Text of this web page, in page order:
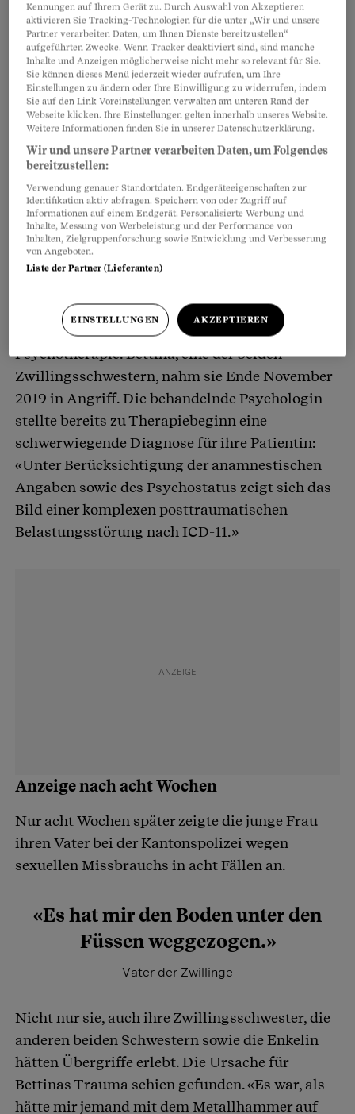
Alles begann mit der Therapie
Man könnte diese Gruselstory nun einfach als
das abtun, was sie erwiesenermassen ist: ein
Hirngespinst. Hätte sie nicht ganz real ihre
Opfer gefordert. Und über Jahre Polizei und
Angefangen hat der Horror im Zuge einer
Psychotherapie. Bettina, eine der beiden
Zwillingsschwestern, nahm sie Ende November
2019 in Angriff. Die behandelnde Psychologin
stellte bereits zu Therapiebeginn eine
schwerwiegende Diagnose für ihre Patientin:
«Unter Berücksichtigung der anamnestischen
Angaben sowie des Psychostatus zeigt sich das
Bild einer komplexen posttraumatischen
Belastungsstörung nach ICD-11.»
Anzeige nach acht Wochen
Nur acht Wochen später zeigte die junge Frau
ihren Vater bei der Kantonspolizei wegen
sexuellen Missbrauchs in acht Fällen an.
«Es hat mir den Boden unter den
Füssen weggezogen.»
Vater der Zwillinge
Nicht nur sie, auch ihre Zwillingsschwester, die
anderen beiden Schwestern sowie die Enkelin
hätten Übergriffe erlebt. Die Ursache für
Bettinas Trauma schien gefunden. «Es war, als
hätte mir jemand mit dem Metallhammer auf
Kennungen auf Ihrem Gerät zu. Durch Auswahl von Akzeptieren
aktivieren Sie Tracking-Technologien für die unter „Wir und unsere
Partner verarbeiten Daten, um Ihnen Dienste bereitzustellen“
aufgeführten Zwecke. Wenn Tracker deaktiviert sind, sind manche
Inhalte und Anzeigen möglicherweise nicht mehr so relevant für Sie.
Sie können dieses Menü jederzeit wieder aufrufen, um Ihre
Einstellungen zu ändern oder Ihre Einwilligung zu widerrufen, indem
Sie auf den Link Voreinstellungen verwalten am unteren Rand der
Webseite klicken. Ihre Einstellungen gelten innerhalb unseres Website.
Weitere Informationen finden Sie in unserer Datenschutzerklärung.
Wir und unsere Partner verarbeiten Daten, um Folgendes
bereitzustellen:
Verwendung genauer Standortdaten. Endgeräteeigenschaften zur
Identifikation aktiv abfragen. Speichern von oder Zugriff auf
Informationen auf einem Endgerät. Personalisierte Werbung und
Inhalte, Messung von Werbeleistung und der Performance von
Inhalten, Zielgruppenforschung sowie Entwicklung und Verbesserung
von Angeboten.
Liste der Partner (Lieferanten)
EINSTELLUNGEN AKZEPTIEREN